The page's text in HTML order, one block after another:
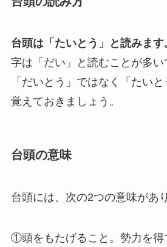
台頭は「たいとう」と読みます
字は「だい」と読むことが多
「だいとう」ではなく「たい
覚えておきましょう。
台頭の意味
台頭には、次の2つの意味があ
①頭をもたげること。勢力を得